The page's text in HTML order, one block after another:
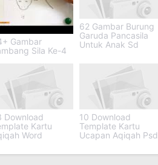
Gambar
Sila Ke-4
62 Gambar Burung
Garuda Pancasila
Untuk Anak Sd
Download
Kartu
Word
10 Download
Template Kartu
Ucapan Aqiqah Psd